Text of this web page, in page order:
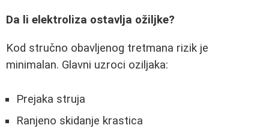
Da li elektroliza ostavlja ožiljke?
Kod stručno obavljenog tretmana rizik je
minimalan. Glavni uzroci oziljaka:
Prejaka struja
Ranjeno skidanje krastica